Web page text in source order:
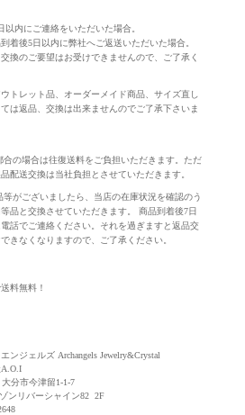
以内にご連絡をいただいた場合。
着後5日以内に弊社へご返送いただいた場合。
換のご要望はお受けできませんので、ご了承く
トレット品、オーダーメイド商品、サイズ直し
は返品、交換は出来ませんのでご了承下さいま
合の場合は往復送料をご負担いただきます。ただ
配送交換は当社負担とさせていただきます。
等がございましたら、当店の在庫状況を確認のう
品と交換させていただきます。 商品到着後7日
話でご連絡ください。それを過ぎますと返品交
きなくなりますので、ご了承ください。
料無料！
ンジェルズ Archangels Jewelry&Crystal
分市今津留1-1-7
バーシャイン82 2F